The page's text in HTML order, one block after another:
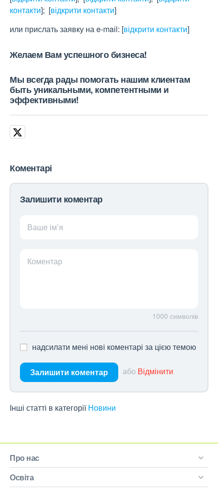
контакти]; [відкрити контакти]
или прислать заявку на e-maіl: [відкрити контакти]
Желаем Вам успешного бизнеса!
Мы всегда рады помогать нашим клиентам
быть уникальными, компетентными и
эффективными!
Коментарі
Залишити коментар
Ваше ім’я
Коментар
1000 символів
надсилати мені нові коментарі за цією темою
Залишити коментар або Відмінити
Інші статті в категорії Новини
Про нас
Освіта